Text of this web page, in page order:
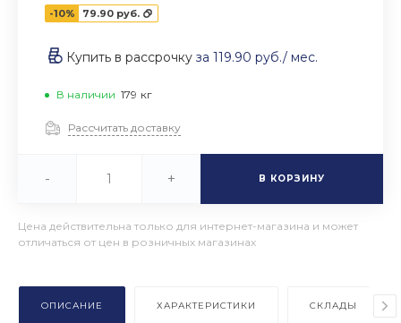
-10% 79.90 руб.
Купить в рассрочку за 119.90 руб./ мес.
В наличии 179 кг
Рассчитать доставку
- + В КОРЗИНУ
Цена действительна только для интернет-магазина и может
отличаться от цен в розничных магазинах
ОПИСАНИЕ ХАРАКТЕРИСТИКИ СКЛАДЫ